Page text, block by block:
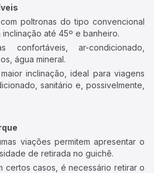
poltronas do tipo convencional
até 45º e banheiro.
confortáveis, ar-condicionado,
água mineral.
maior inclinação, ideal para viagens
sanitário e, possivelmente,
viações permitem apresentar o
de retirada no guichê.
certos casos, é necessário retirar o